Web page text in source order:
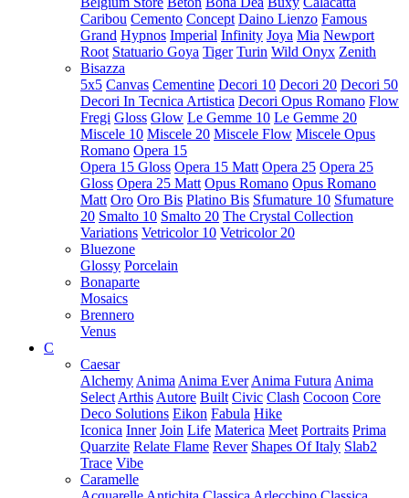
Caribou Cemento Concept Daino Lienzo Famous
Grand Hypnos Imperial Infinity Joya Mia Newport
Root Statuario Goya Tiger Turin Wild Onyx Zenith
Bisazza
5x5 Canvas Cementine Decori 10 Decori 20 Decori 50
Decori In Tecnica Artistica Decori Opus Romano Flow
Fregi Gloss Glow Le Gemme 10 Le Gemme 20
Miscele 10 Miscele 20 Miscele Flow Miscele Opus
Romano Opera 15
Opera 15 Gloss Opera 15 Matt Opera 25 Opera 25
Gloss Opera 25 Matt Opus Romano Opus Romano
Matt Oro Oro Bis Platino Bis Sfumature 10 Sfumature
20 Smalto 10 Smalto 20 The Crystal Collection
Variations Vetricolor 10 Vetricolor 20
Bluezone
Glossy Porcelain
Bonaparte
Mosaics
Brennero
Venus
C
Caesar
Alchemy Anima Anima Ever Anima Futura Anima
Select Arthis Autore Built Civic Clash Cocoon Core
Deco Solutions Eikon Fabula Hike
Iconica Inner Join Life Materica Meet Portraits Prima
Quarzite Relate Flame Rever Shapes Of Italy Slab2
Trace Vibe
Caramelle